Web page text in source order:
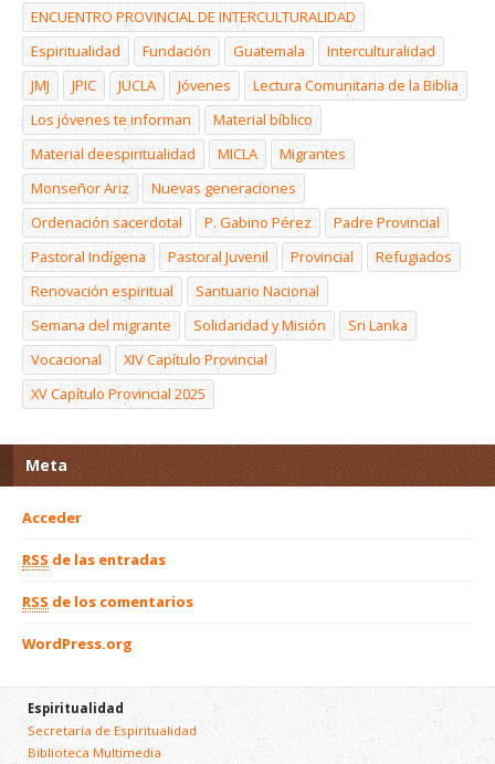
ENCUENTRO PROVINCIAL DE INTERCULTURALIDAD
Espiritualidad
Fundación Guatemala
Interculturalidad
JMJ
JPIC JUCLA Jóvenes
Lectura Comunitaria de la Biblia
Los jóvenes te informan
Material bíblico
Material deespiritualidad
MICLA
Migrantes
Monseñor Ariz
Nuevas generaciones
Ordenación sacerdotal
P. Gabino Pérez
Padre Provincial
Pastoral Indígena
Pastoral Juvenil Provincial
Refugiados
Renovación espiritual
Santuario Nacional
Semana del migrante
Solidaridad y Misión
Sri Lanka
Vocacional
XIV Capítulo Provincial
XV Capítulo Provincial 2025
Meta
Acceder
RSS de las entradas
RSS de los comentarios
WordPress.org
Espiritualidad
Secretaría de Espiritualidad
Biblioteca Multimedia